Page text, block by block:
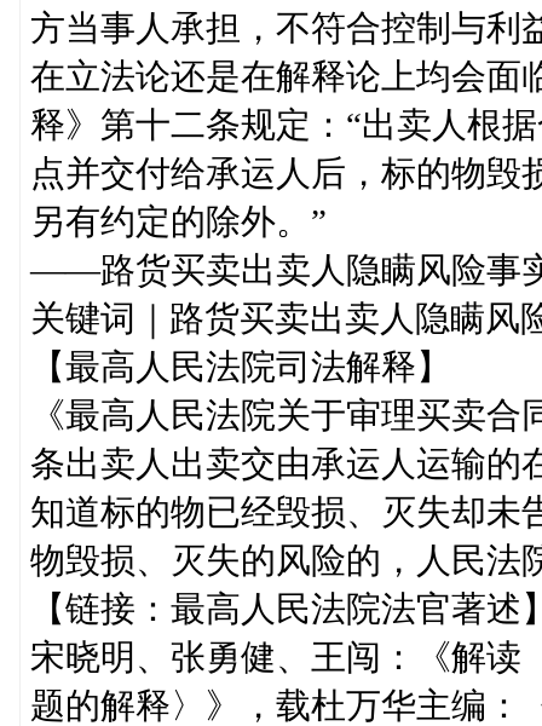
方当事人承担，不符合控制与利
在立法论还是在解释论上均会面
释》第十二条规定：“出卖人根
点并交付给承运人后，标的物
另有约定的除外。”
——路货买卖出卖人隐瞒风险事
关键词｜路货买卖出卖人隐瞒风
【最高人民法院司法解释】
《最高人民法院关于审理买卖
条出卖人出卖交由承运人运输的
知道标的物已经毁损、灭失却未
物毁损、灭失的风险的，人民法
【链接：最高人民法院法官著述
宋晓明、张勇健、王闯：《解读
题的解释〉》，载杜万华主编：